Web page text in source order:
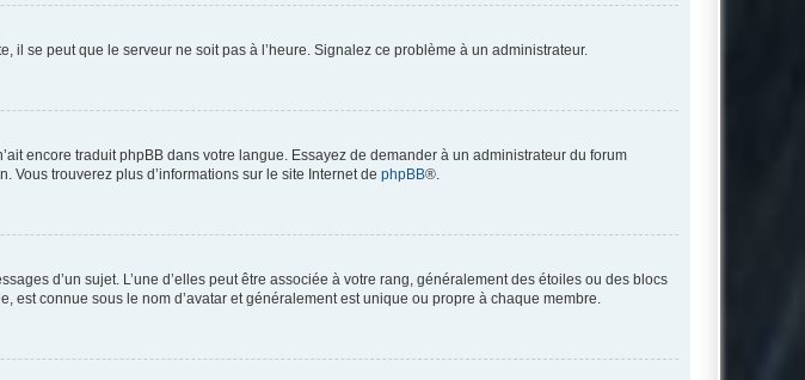
il se peut que le serveur ne soit pas à l’heure. Signalez ce problème à un administrateur.
encore traduit phpBB dans votre langue. Essayez de demander à un administrateur du forum
Vous trouverez plus d’informations sur le site Internet de phpBB®.
d’un sujet. L’une d’elles peut être associée à votre rang, généralement des étoiles ou des blocs
connue sous le nom d’avatar et généralement est unique ou propre à chaque membre.